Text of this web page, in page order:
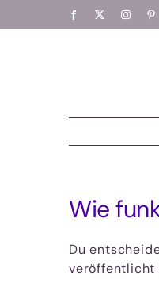
Inhalt
Facebook
Wie
Du
veröffentlicht